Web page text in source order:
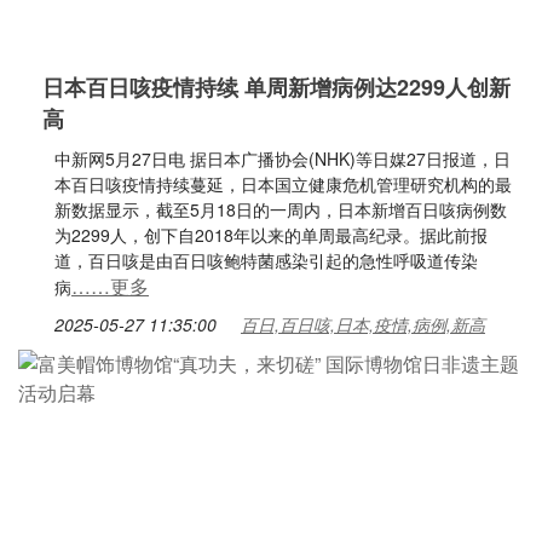
日本百日咳疫情持续 单周新增病例达2299人创新
高
中新网5月27日电 据日本广播协会(NHK)等日媒27日报道，日
本百日咳疫情持续蔓延，日本国立健康危机管理研究机构的最
新数据显示，截至5月18日的一周内，日本新增百日咳病例数
为2299人，创下自2018年以来的单周最高纪录。据此前报
道，百日咳是由百日咳鲍特菌感染引起的急性呼吸道传染
病……更多
2025-05-27 11:35:00 百日,百日咳,日本,疫情,病例,新高